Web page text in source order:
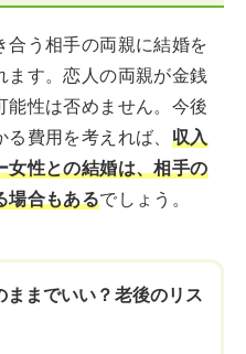
合う相手の両親に結婚を
ます。恋人の両親が金銭
能性は否めません。今後
費用を考えれば、 収入
女性との結婚は、相手の
場合もあるでしょう。
ままでいい？老後のリス